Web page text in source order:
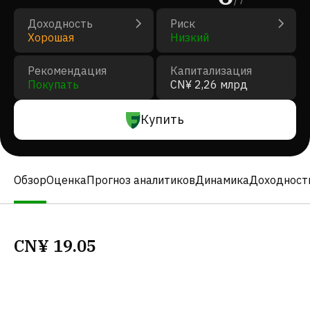
Доходность
Хорошая
Риск
Низкий
Рекомендация
Покупать
Капитализация
CN¥ 2,26 млрд
Купить
ОбзорОценкаПрогноз аналитиковДинамика
CN¥ 19.05